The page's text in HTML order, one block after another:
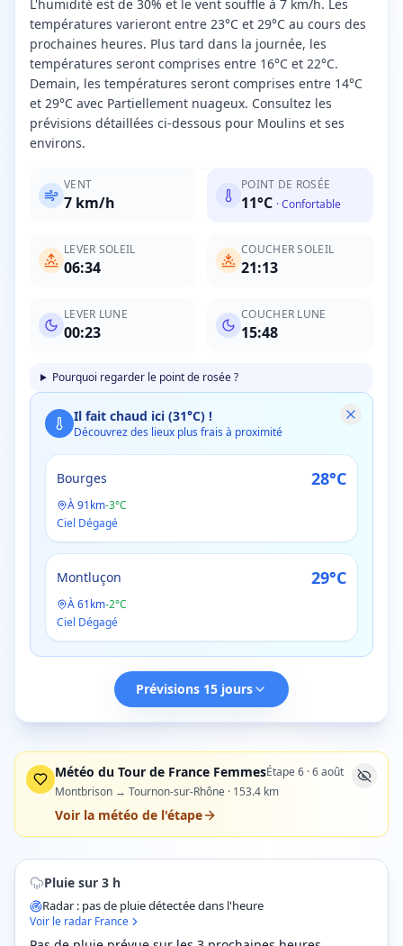
L'humidité est de 30% et le vent souffle à 7 km/h. Les
températures varieront entre 23°C et 29°C au cours des
prochaines heures. Plus tard dans la journée, les
températures seront comprises entre 16°C et 22°C.
Demain, les températures seront comprises entre 14°C
et 29°C avec Partiellement nuageux. Consultez les
prévisions détaillées ci-dessous pour Moulins et ses
environs.
VENT
7 km/h
POINT DE ROSÉE
11°C ·Confortable
LEVER SOLEIL
06:34
COUCHER SOLEIL
21:13
LEVER LUNE
00:23
COUCHER LUNE
15:48
Pourquoi regarder le point de rosée ?
Il fait chaud ici (31°C) !
Découvrez des lieux plus frais à proximité
Bourges 28°C
À91km-3°C
Ciel Dégagé
Montluçon 29°C
À61km-2°C
Ciel Dégagé
Prévisions 15 jours
Météo du Tour de France FemmesÉtape6 ·6 août
Montbrison → Tournon-sur-Rhône · 153.4 km
Voir la météo de l'étape
Pluie sur 3 h
Radar : pas de pluie détectée dans l'heure
Voir le radar France